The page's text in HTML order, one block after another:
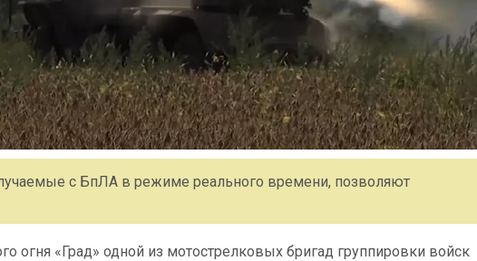
с БпЛА в режиме реального времени, позволяют
огня «Град» одной из мотострелковых бригад группировки войск